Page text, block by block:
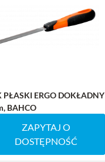
PŁASKI ERGO DOKŁADNY
BAHCO
ZAPYTAJ O
DOSTĘPNOŚĆ